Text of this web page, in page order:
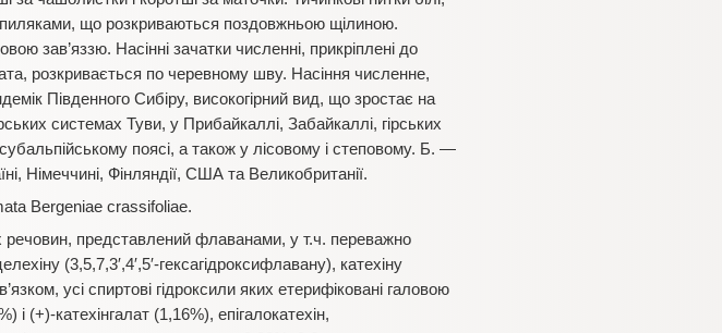
що розкриваються поздовжньою щілиною.
зав’яззю. Насінні зачатки численні, прикріплені до
розкривається по черевному шву. Насіння численне,
Південного Сибіру, високогірний вид, що зростає на
системах Туви, у Прибайкаллі, Забайкаллі, гірських
поясі, а також у лісовому і степовому. Б. —
Німеччині, Фінляндії, США та Великобританії.
Bergeniaе crassifoliaе.
речовин, представлений флаванами, у т.ч. переважно
(3,5,7,3′,4′,5′-гексагідроксифлавану), катехіну
усі спиртові гідроксили яких етерифіковані галовою
(+)-катехінгалат (1,16%), епігалокатехін,